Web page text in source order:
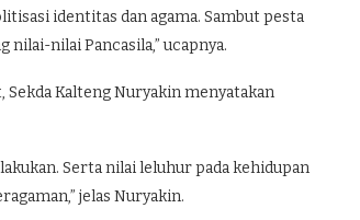
identitas dan agama. Sambut pesta
nilai-nilai Pancasila,” ucapnya.
Kalteng Nuryakin menyatakan
Serta nilai leluhur pada kehidupan
jelas Nuryakin.